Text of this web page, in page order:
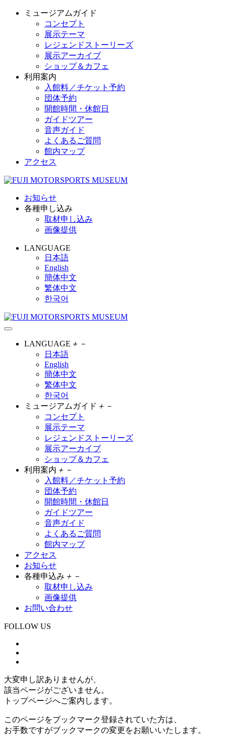
ミュージアムガイド
コンセプト
展示テーマ
レジェンドストーリーズ
展示アーカイブ
ショップ＆カフェ
利用案内
入館料／チケット予約
団体予約
開館時間・休館日
ガイドツアー
音声ガイド
よくあるご質問
館内マップ
アクセス
お知らせ
各種申し込み
取材申し込み
画像提供
LANGUAGE
日本語
English
簡体中文
繁体中文
한국어
LANGUAGE ＋ －
日本語
English
簡体中文
繁体中文
한국어
ミュージアムガイド ＋ －
コンセプト
展示テーマ
レジェンドストーリーズ
展示アーカイブ
ショップ＆カフェ
利用案内 ＋ －
入館料／チケット予約
団体予約
開館時間・休館日
ガイドツアー
音声ガイド
よくあるご質問
館内マップ
アクセス
お知らせ
各種申込み ＋ －
取材申し込み
画像提供
お問い合わせ
FOLLOW US
大変申し訳ありませんが、
該当ページがございません。
トップページへご案内します。
このページをブックマーク登録されていた方は、
お手数ですがブックマークの変更をお願いいたします。